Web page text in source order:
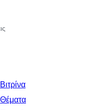
Βιτρίνα
Θέματα